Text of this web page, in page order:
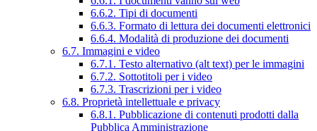
6.6.2. Tipi di documenti
6.6.3. Formato di lettura dei documenti elettronici
6.6.4. Modalità di produzione dei documenti
6.7. Immagini e video
6.7.1. Testo alternativo (alt text) per le immagini
6.7.2. Sottotitoli per i video
6.7.3. Trascrizioni per i video
6.8. Proprietà intellettuale e privacy
6.8.1. Pubblicazione di contenuti prodotti dalla
Pubblica Amministrazione